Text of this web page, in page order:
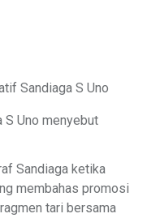
Sandiaga S Uno
S Uno menyebut
Sandiaga ketika
membahas promosi
tari bersama